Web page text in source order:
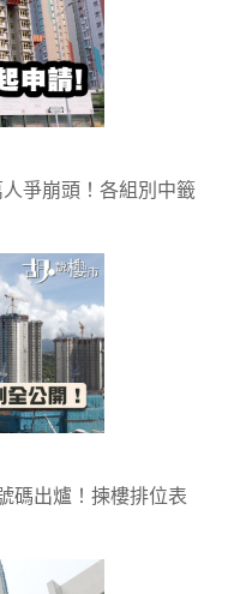
人爭崩頭！各組別中籤
碼出爐！揀樓排位表